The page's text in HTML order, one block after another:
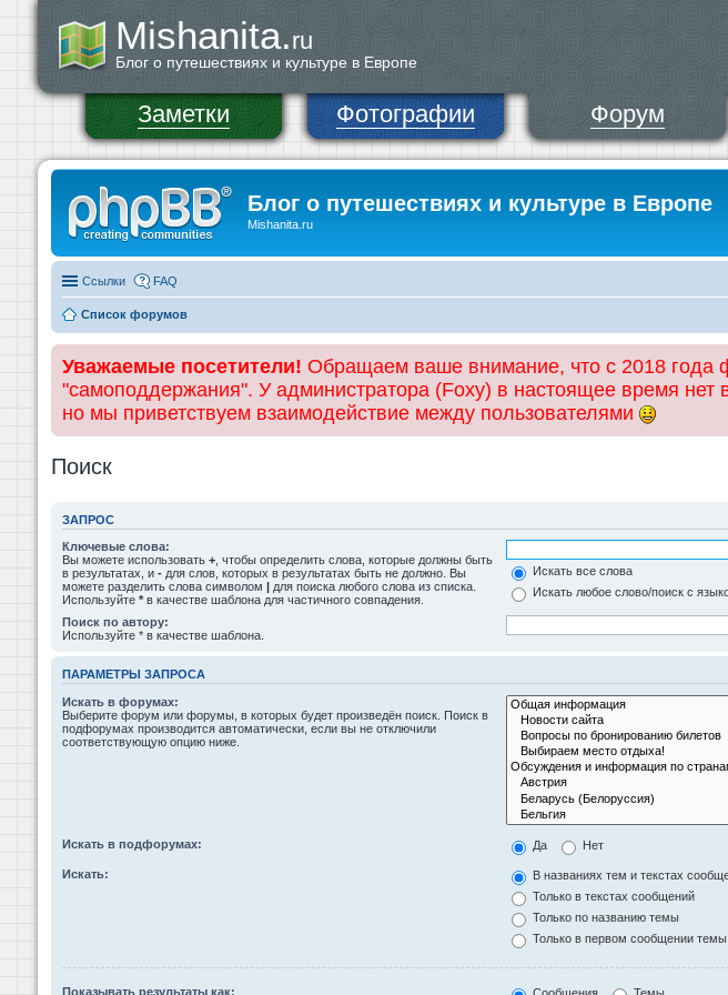
Mishanita.ru
Блог о путешествиях и культуре в Европе
Заметки Фотографии Форум
Блог о путешествиях и культуре в Европе
Mishanita.ru
Ссылки FAQ
Список форумов
Уважаемые посетители! Обращаем ваше внимание, что с 2018 года
"самоподдержания". У администратора (Foxy) в настоящее время нет
но мы приветствуем взаимодействие между пользователями
Поиск
ЗАПРОС
Ключевые слова:
Вы можете использовать + , чтобы определить слова, которые должны быть
в результатах, и - для слов, которых в результатах быть не должно. Вы
можете разделить слова символом | для поиска любого слова из списка.
Используйте * в качестве шаблона для частичного совпадения.
Искать все слова
Искать любое слово/поиск с
Поиск по автору:
Используйте * в качестве шаблона.
ПАРАМЕТРЫ ЗАПРОСА
Искать в форумах:
Выберите форум или форумы, в которых будет произведён поиск. Поиск в
подфорумах производится автоматически, если вы не отключили
соответствующую опцию ниже.
Искать в подфорумах: Да Нет
Искать:
В названиях тем и текстах
Только в текстах сообщений
Только по названию темы
Только в первом сообщении темы
Показывать результаты как: